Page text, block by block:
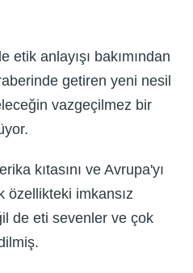
anlayışı bakımından
getiren yeni nesil
vazgeçilmez bir
kıtasını ve Avrupa'yı
özellikteki imkansız
de eti sevenler ve çok